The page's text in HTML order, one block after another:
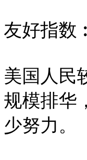
友好指
美国人民
规模排华
少努力。